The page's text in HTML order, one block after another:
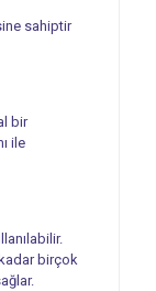
sahiptir
bir
ile
birçok